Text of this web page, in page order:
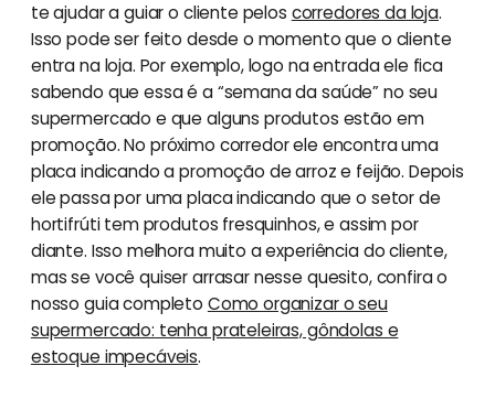
te ajudar a guiar o cliente pelos corredores da loja.
Isso pode ser feito desde o momento que o cliente
entra na loja. Por exemplo, logo na entrada ele fica
sabendo que essa é a “semana da saúde” no seu
supermercado e que alguns produtos estão em
promoção. No próximo corredor ele encontra uma
placa indicando a promoção de arroz e feijão. Depois
ele passa por uma placa indicando que o setor de
hortifrúti tem produtos fresquinhos, e assim por
diante. Isso melhora muito a experiência do cliente,
mas se você quiser arrasar nesse quesito, confira o
nosso guia completo Como organizar o seu
supermercado: tenha prateleiras, gôndolas e
estoque impecáveis.